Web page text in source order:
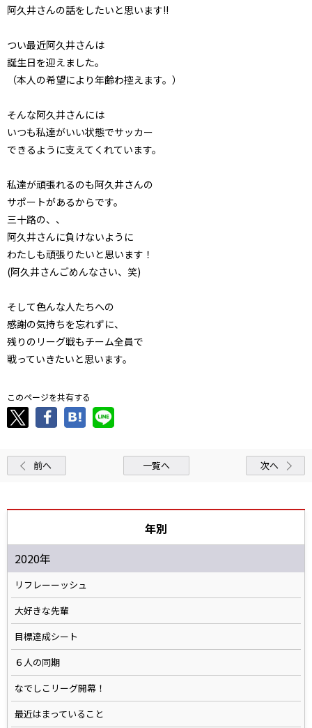
阿久井さんの話をしたいと思います!!
つい最近阿久井さんは
誕生日を迎えました。
（本人の希望により年齢わ控えます。）
そんな阿久井さんには
いつも私達がいい状態でサッカー
できるように支えてくれています。
私達が頑張れるのも阿久井さんの
サポートがあるからです。
三十路の、、
阿久井さんに負けないように
わたしも頑張りたいと思います！
(阿久井さんごめんなさい、笑)
そして色んな人たちへの
感謝の気持ちを忘れずに、
残りのリーグ戦もチーム全員で
戦っていきたいと思います。
このページを共有する
前へ 一覧へ 次へ
年別
2020年
リフレーーッシュ
大好きな先輩
目標達成シート
６人の同期
なでしこリーグ開幕！
最近はまっていること